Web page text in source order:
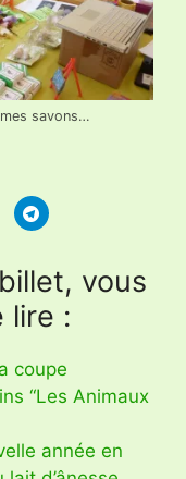
savons…
vous
lire :
coupe
“Les Animaux
année en